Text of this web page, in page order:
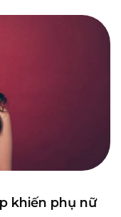
khiến phụ nữ